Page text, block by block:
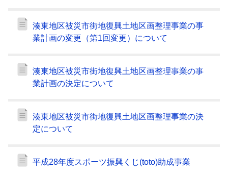
湊東地区被災市街地復興土地区画整理事業の事
業計画の変更（第1回変更）について
湊東地区被災市街地復興土地区画整理事業の事
業計画の決定について
湊東地区被災市街地復興土地区画整理事業の決
定について
平成28年度スポーツ振興くじ(toto)助成事業